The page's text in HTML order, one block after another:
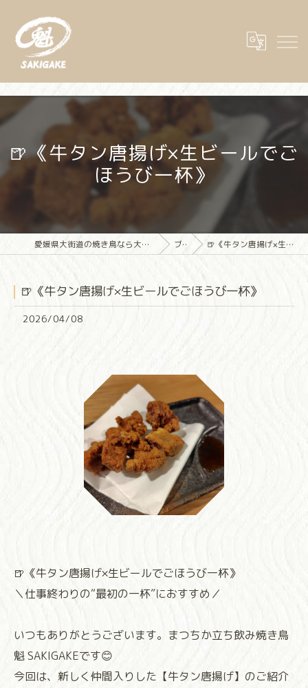
🍺《牛タン唐揚げ×生ビールでご
ほうび一杯》
愛媛県大街道の焼き鳥なら大街道立ち飲み焼き鳥 魁(さきがけ) ブログ 🍺《牛タン唐揚げ×生ビールでごほうび一杯》
🍺《牛タン唐揚げ×生ビールでごほうび一杯》
2026/04/08
🍺《牛タン唐揚げ×生ビールでごほうび一杯》
＼仕事終わりの“最初の一杯”におすすめ／
いつもありがとうございます。まつちか立ち飲み焼き鳥
魁 SAKIGAKEです😊
今回は、新しく仲間入りした【牛タン唐揚げ】のご紹介